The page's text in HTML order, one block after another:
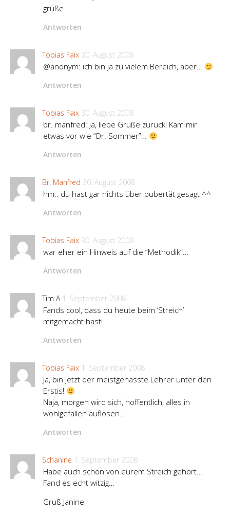
grüße
Antworten
Tobias Faix 30. August 2008
@anonym: ich bin ja zu vielem Bereich, aber…
Antworten
Tobias Faix 30. August 2008
br. manfred: ja, liebe Grüße zurück! Kam mir
etwas vor wie “Dr. Sommer”…
Antworten
Br. Manfred 30. August 2008
hm.. du hast gar nichts über pubertät gesagt ^^
Antworten
Tobias Faix 30. August 2008
war eher ein Hinweis auf die “Methodik”…
Antworten
Tim A 1. September 2008
Fands cool, dass du heute beim ‘Streich’
mitgemacht hast!
Antworten
Tobias Faix 1. September 2008
Ja, bin jetzt der meistgehasste Lehrer unter den
Erstis!
Naja, morgen wird sich, hoffentlich, alles in
wohlgefallen auflösen…
Antworten
Schanine 1. September 2008
Habe auch schon von eurem Streich gehört…
Fand es echt witzig…
Gruß Janine